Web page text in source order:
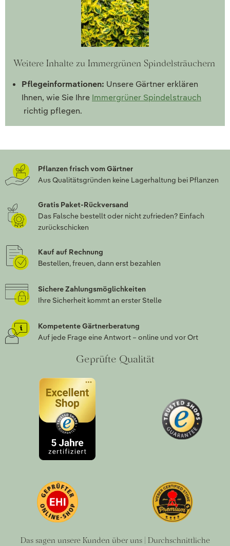
Weitere Inhalte zu Immergrünen Spindelsträuchern
Pflegeinformationen: Unsere Gärtner erklären
Ihnen, wie Sie Ihre Immergrüner Spindelstrauch
richtig pflegen.
Pflanzen frisch vom Gärtner
Aus Qualitätsgründen keine Lagerhaltung bei Pflanzen
Gratis Paket-Rückversand
Das Falsche bestellt oder nicht zufrieden? Einfach
zurückschicken
Kauf auf Rechnung
Bestellen, freuen, dann erst bezahlen
Sichere Zahlungsmöglichkeiten
Ihre Sicherheit kommt an erster Stelle
Kompetente Gärtnerberatung
Auf jede Frage eine Antwort – online und vor Ort
Geprüfte Qualität
Das sagen unsere Kunden über uns | Durchschnittliche